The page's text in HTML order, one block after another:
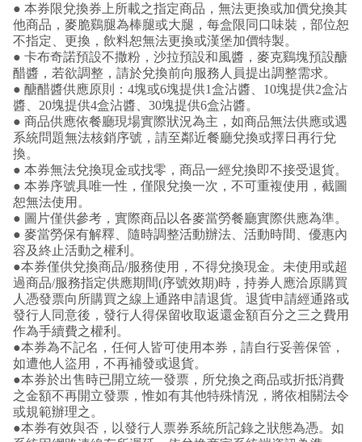
● 本券限兌換券上所載之指定商品，無法更換或加價兌換其
他商品，麥脆鷄腿為棒腿或大腿，每盒限同口味裝，部位恕
不指定、更換，飲料恕無法更換或漢堡加價特製。
● 卡布奇諾預設不撒粉，沙拉預設和風醬，麥克鷄塊預設醣
醋醬，若欲調整，請於兌換前向服務人員提出調整需求。
● 醣醋醬供應原則：4塊或6塊提供1盒沾醬、10塊提供2盒沾
醬、20塊提供4盒沾醬、30塊提供6盒沾醬。
● 商品供應依餐廳現場實際狀況為主，如商品無法供應或遇
系統問題無法核銷序號，請至鄰近餐廳兌換或擇日再行兌
換。
● 本券無法兌換現金或找零，商品一經兌換即不接受退貨。
● 本券序號具唯一性，僅限兌換一次，不可重複使用，截圖
恕無法使用。
● 圖片僅供參考，實際商品以各麥當勞餐廳實際供應為準。
● 麥當勞保有解釋、隨時調整活動辦法、活動時間、優惠內
容及終止活動之權利。
●本券僅供兌換商品/服務使用，不得兌換現金。未使用或超
過商品/服務指定供應期間(序號效期)時，持券人應洽原購買
人憑發票向所購買之線上通路申請退貨。退貨申請經通路或
發行人同意後，發行人得保留收取返還金額百分之三之費用
作為手續費之權利。
●本券為不記名，任何人皆可使用本券，請自行妥善保管，
如遭他人盜用，不再補發或退貨。
●本券於出售時已開立統一發票，所兌換之商品或折抵消費
之金額不再開立發票，惟如有其他特殊情況，將依相關法令
或規範辦理之。
●本券有效與否，以發行人票券系統所記錄之狀態為憑。如